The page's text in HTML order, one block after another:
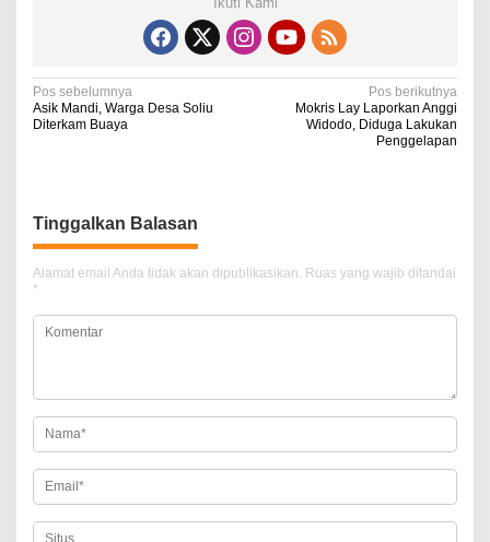
N
a
g
a
s
i
p
s
Pos sebelumnya
Asik Mandi, Warga Desa Soliu
Diterkam Buaya
Pos berikutnya
Mokris Lay Laporkan Anggi
Widodo, Diduga Lakukan
Penggelapan
Tinggalkan Balasan
Alamat email Anda tidak akan dipublikasikan. Ruas yang wajib ditandai
*